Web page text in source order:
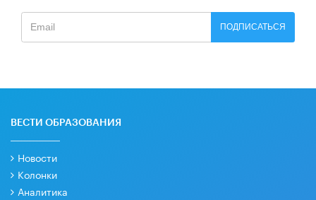
ПОДПИСАТЬСЯ
ВЕСТИ ОБРАЗОВАНИЯ
Новости
Колонки
Аналитика